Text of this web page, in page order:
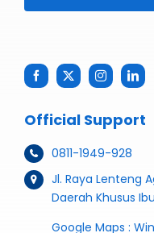
Official Support
0811-1949-928
Jl. Raya Lenteng
Daerah Khusus
Google Maps :